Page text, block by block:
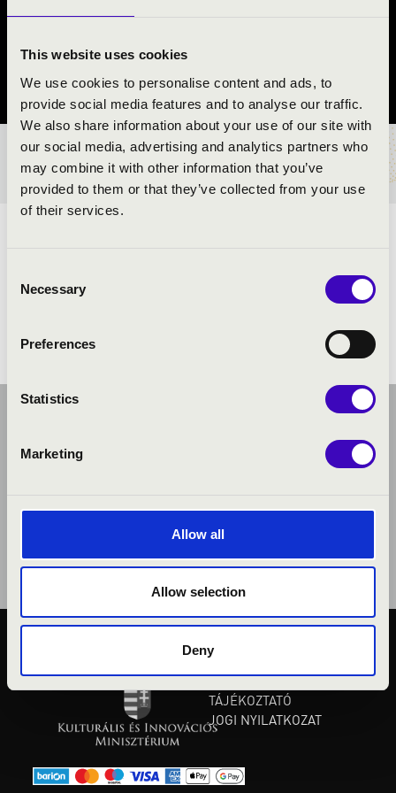
This website uses cookies
We use cookies to personalise content and ads, to
provide social media features and to analyse our traffic.
We also share information about your use of our site with
our social media, advertising and analytics partners who
may combine it with other information that you’ve
provided to them or that they’ve collected from your use
of their services.
Selection
Necessary
Preferences
Statistics
Marketing
Allow all
Allow selection
Deny
SCHULTZ JENNYFER
Fejér vármegye
BÉRLET- ÉS JEGYÁRAK
KÖZÉRDEKŰ ADATOK
ADATVÉDELMI
TÁJÉKOZTATÓ
JOGI NYILATKOZAT